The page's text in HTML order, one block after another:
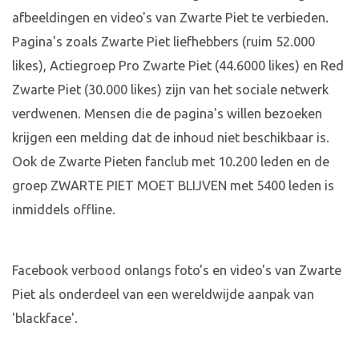
afbeeldingen en video's van Zwarte Piet te verbieden.
Pagina's zoals Zwarte Piet liefhebbers (ruim 52.000
likes), Actiegroep Pro Zwarte Piet (44.6000 likes) en Red
Zwarte Piet (30.000 likes) zijn van het sociale netwerk
verdwenen. Mensen die de pagina's willen bezoeken
krijgen een melding dat de inhoud niet beschikbaar is.
Ook de Zwarte Pieten fanclub met 10.200 leden en de
groep ZWARTE PIET MOET BLIJVEN met 5400 leden is
inmiddels offline.
Facebook verbood onlangs foto's en video's van Zwarte
Piet als onderdeel van een wereldwijde aanpak van
'blackface'.